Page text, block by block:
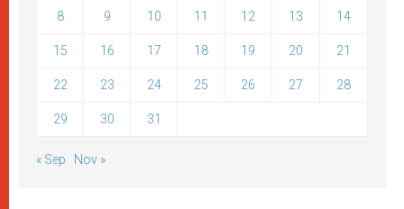
8 9 10 11 12 13 14
15 16 17 18 19 20 21
22 23 24 25 26 27 28
29 30 31
« Sep Nov »